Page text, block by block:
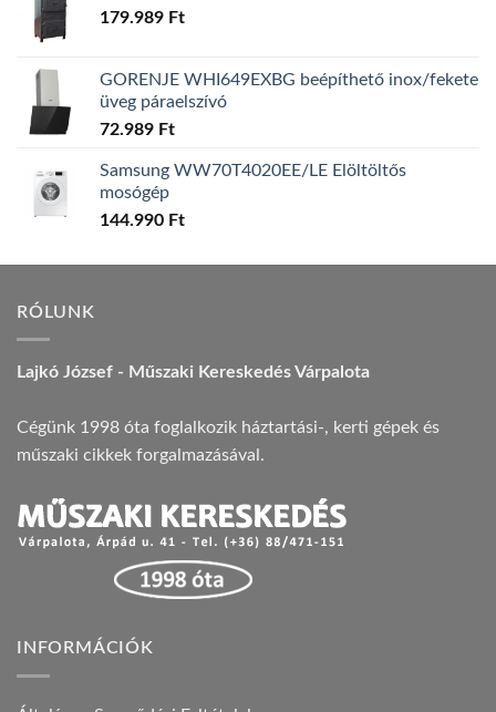
179.989 Ft
GORENJE WHI649EXBG beépíthető inox/fekete
üveg páraelszívó
72.989 Ft
Samsung WW70T4020EE/LE Elöltöltős
mosógép
144.990 Ft
RÓLUNK
Lajkó József - Műszaki Kereskedés Várpalota
Cégünk 1998 óta foglalkozik háztartási-, kerti gépek és
műszaki cikkek forgalmazásával.
INFORMÁCIÓK